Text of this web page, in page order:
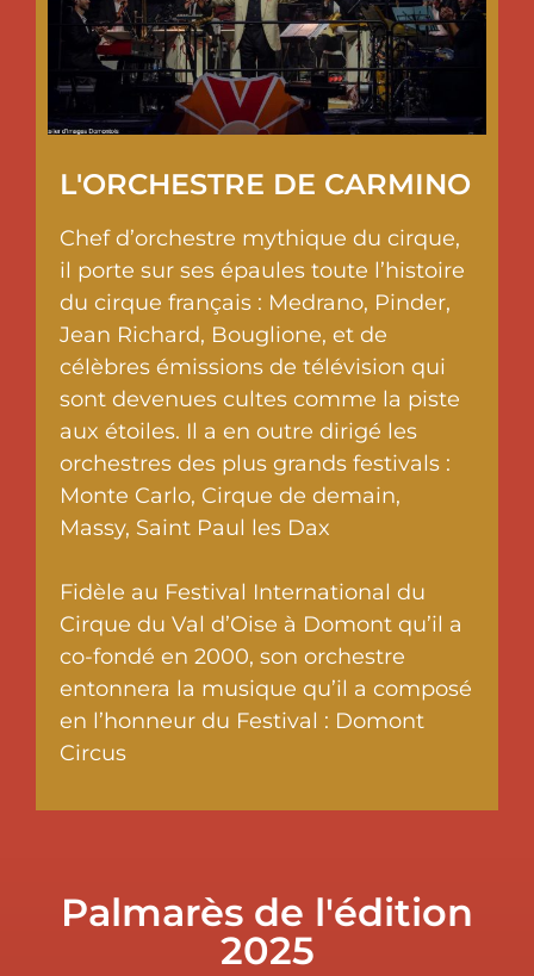
L'ORCHESTRE DE CARMINO
Chef d’orchestre mythique du cirque,
il porte sur ses épaules toute l’histoire
du cirque français : Medrano, Pinder,
Jean Richard, Bouglione, et de
célèbres émissions de télévision qui
sont devenues cultes comme la piste
aux étoiles. Il a en outre dirigé les
orchestres des plus grands festivals :
Monte Carlo, Cirque de demain,
Massy, Saint Paul les Dax
Fidèle au Festival International du
Cirque du Val d’Oise à Domont qu’il a
co-fondé en 2000, son orchestre
entonnera la musique qu’il a composé
en l’honneur du Festival : Domont
Circus
Palmarès de l'édition
2025